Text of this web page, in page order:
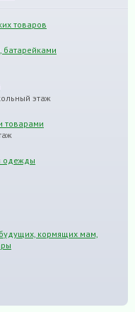
товаров
батарейками
этаж
товарами
одежды
кормящих мам,